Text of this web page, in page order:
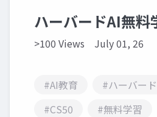
ハーバードAI無料
>100 Views July 01, 26
#AI教育
#ハーバー
#CS50
#無料学習